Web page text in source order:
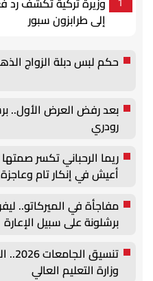
1
إلى طرابزون سبور
حكم لبس دبلة الزواج
بعد رفض العرض الأول..
رودري
ريما الرحباني تكسر
أعيش في إنكار تام
مفاجأة في الميركاتو..
برشلونة على سبيل الإعارة
وزارة التعليم العالي